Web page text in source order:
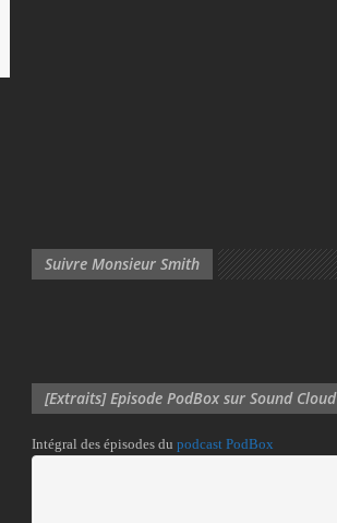
Suivre Monsieur Smith
[Extraits] Episode PodBox sur Sound Cloud
Intégral des épisodes du podcast PodBox